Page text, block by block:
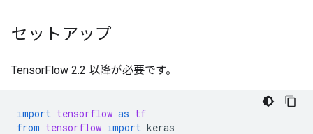
セットアップ
TensorFlow 2.2 以降が必要です。
import tensorflow as tf
from tensorflow import keras